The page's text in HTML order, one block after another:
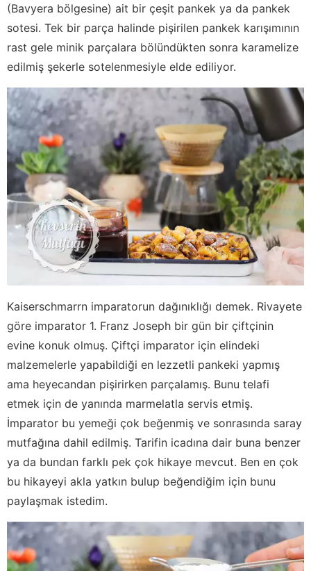
(Bavyera bölgesine) ait bir çeşit pankek ya da pankek
sotesi. Tek bir parça halinde pişirilen pankek karışımının
rast gele minik parçalara bölündükten sonra karamelize
edilmiş şekerle sotelenmesiyle elde ediliyor.
Kaiserschmarrn imparatorun dağınıklığı demek. Rivayete
göre imparator 1. Franz Joseph bir gün bir çiftçinin
evine konuk olmuş. Çiftçi imparator için elindeki
malzemelerle yapabildiği en lezzetli pankeki yapmış
ama heyecandan pişirirken parçalamış. Bunu telafi
etmek için de yanında marmelatla servis etmiş.
İmparator bu yemeği çok beğenmiş ve sonrasında saray
mutfağına dahil edilmiş. Tarifin icadına dair buna benzer
ya da bundan farklı pek çok hikaye mevcut. Ben en çok
bu hikayeyi akla yatkın bulup beğendiğim için bunu
paylaşmak istedim.